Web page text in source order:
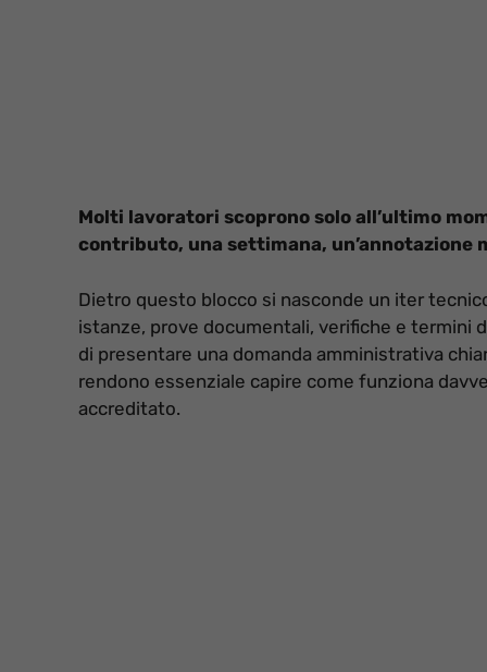
Molti lavoratori scoprono solo all’ultimo
contributo, una settimana, un’annotazione
Dietro questo blocco si nasconde un iter
istanze, prove documentali, verifiche e termini
di presentare una domanda amministrativa
rendono essenziale capire come funziona
accreditato.